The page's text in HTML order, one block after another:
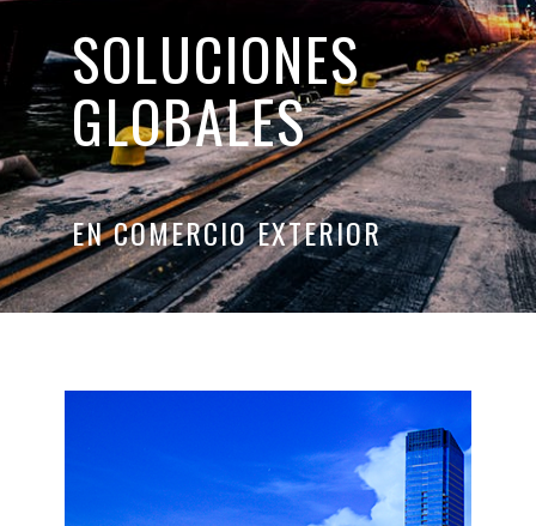
SOLUCIONES
GLOBALES
EN COMERCIO EXTERIOR